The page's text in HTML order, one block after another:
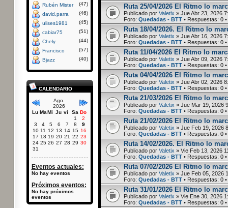
Rubén Mister
(47)
david.parra
(46)
ulises1981
(45)
cabiar75
(51)
Chely
(44)
Francisco
(57)
Bjazz
(40)
CALENDARIO
Ago.
2026
Lu MaMi Ju vi Sa Do
1
2
3
4 5 6 7 8
9
10 11 12 13 14 15 16
17 18 19 20 21 22 23
24 25 26 27 28 29 30
31
Eventos actuales:
No hay eventos
Próximos eventos:
No hay próximos
eventos
Ruta 25/04/2026 El Ritmo lo
Publicado por Valetix » Jue Abr 23, 2026
Foro: Quedadas - BTT• Respuestas: 0•
Ruta 18/04/2026. El Ritmo lo
Publicado por Valetix » Jue Abr 16, 2026
Foro: Quedadas - BTT• Respuestas: 0•
Ruta 11/04/2026 El Ritmo lo
Publicado por Valetix » Jue Abr 09, 2026
Foro: Quedadas - BTT• Respuestas: 0•
Ruta 04/04/2026 El Ritmo lo
Publicado por Valetix » Jue Abr 02, 2026
Foro: Quedadas - BTT• Respuestas: 0•
Ruta 21/03/2026 El Ritmo lo
Publicado por Valetix » Jue Mar 19, 2026
Foro: Quedadas - BTT• Respuestas: 0•
Ruta 21/02/2026 El Ritmo lo
Publicado por Valetix » Jue Feb 19, 2026
Foro: Quedadas - BTT• Respuestas: 0•
Ruta 14/02/2026. El Ritmo lo
Publicado por Valetix » Vie Feb 13, 2026
Foro: Quedadas - BTT• Respuestas: 0•
Ruta 07/02/2026 El Ritmo lo
Publicado por Valetix » Jue Feb 05, 2026
Foro: Quedadas - BTT• Respuestas: 0•
Ruta 31/01/2026 El Ritmo lo
Publicado por Valetix » Vie Ene 30, 2026
Foro: Quedadas - BTT• Respuestas: 0•